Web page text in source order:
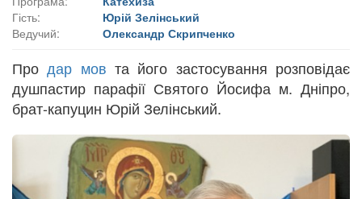
Гість:
Юрій Зелінський
Ведучий:
Олександр Скрипченко
Продар мов та його застосування розповідає
душпастир парафії Святого Йосифа м. Дніпро,
брат-капуцин Юрій Зелінський.